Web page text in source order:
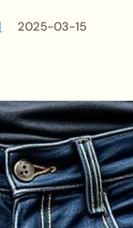
2025-03-15